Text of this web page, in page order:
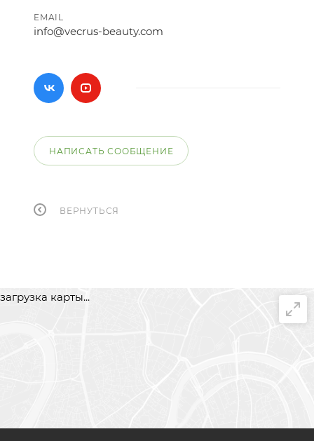
EMAIL
info@vecrus-beauty.com
НАПИСАТЬ СООБЩЕНИЕ
ВЕРНУТЬСЯ
загрузка карты...